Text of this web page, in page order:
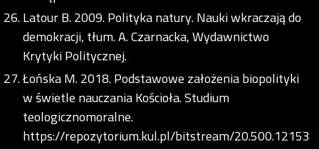
Latour B. 2009. Polityka natury. Nauki wkraczają do
demokracji, tłum. A. Czarnacka, Wydawnictwo
Krytyki Politycznej.
Łońska M. 2018. Podstawowe założenia biopolityki
w świetle nauczania Kościoła. Studium
teologicznomoralne.
https://repozytorium.kul.pl/bitstream/20.500.12153